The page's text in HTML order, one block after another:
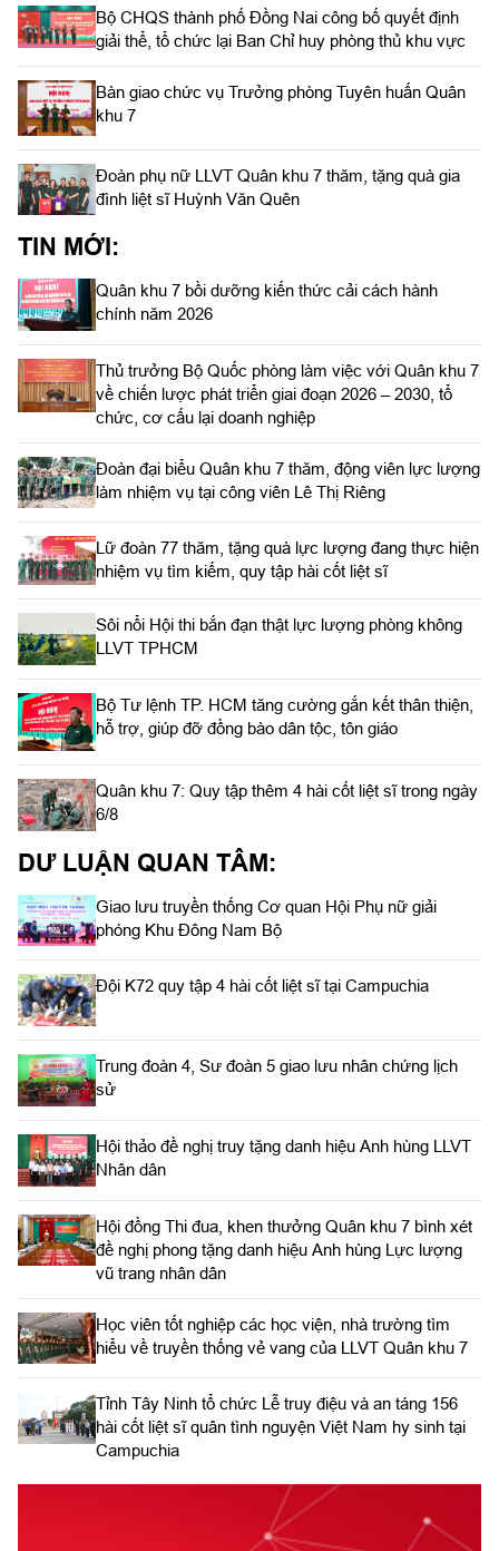
Bộ CHQS thành phố Đồng Nai công bố quyết định
giải thể, tổ chức lại Ban Chỉ huy phòng thủ khu vực
Bàn giao chức vụ Trưởng phòng Tuyên huấn Quân
khu 7
Đoàn phụ nữ LLVT Quân khu 7 thăm, tặng quà gia
đình liệt sĩ Huỳnh Văn Quên
TIN MỚI:
Quân khu 7 bồi dưỡng kiến thức cải cách hành
chính năm 2026
Thủ trưởng Bộ Quốc phòng làm việc với Quân khu 7
về chiến lược phát triển giai đoạn 2026 – 2030, tổ
chức, cơ cấu lại doanh nghiệp
Đoàn đại biểu Quân khu 7 thăm, động viên lực lượng
làm nhiệm vụ tại công viên Lê Thị Riêng
Lữ đoàn 77 thăm, tặng quà lực lượng đang thực hiện
nhiệm vụ tìm kiếm, quy tập hài cốt liệt sĩ
Sôi nổi Hội thi bắn đạn thật lực lượng phòng không
LLVT TPHCM
Bộ Tư lệnh TP. HCM tăng cường gắn kết thân thiện,
hỗ trợ, giúp đỡ đồng bào dân tộc, tôn giáo
Quân khu 7: Quy tập thêm 4 hài cốt liệt sĩ trong ngày
6/8
DƯ LUẬN QUAN TÂM:
Giao lưu truyền thống Cơ quan Hội Phụ nữ giải
phóng Khu Đông Nam Bộ
Đội K72 quy tập 4 hài cốt liệt sĩ tại Campuchia
Trung đoàn 4, Sư đoàn 5 giao lưu nhân chứng lịch
sử
Hội thảo đề nghị truy tặng danh hiệu Anh hùng LLVT
Nhân dân
Hội đồng Thi đua, khen thưởng Quân khu 7 bình xét
đề nghị phong tặng danh hiệu Anh hùng Lực lượng
vũ trang nhân dân
Học viên tốt nghiệp các học viện, nhà trường tìm
hiểu về truyền thống vẻ vang của LLVT Quân khu 7
​Tỉnh Tây Ninh tổ chức Lễ truy điệu và an táng 156
hài cốt liệt sĩ quân tình nguyện Việt Nam hy sinh tại
Campuchia